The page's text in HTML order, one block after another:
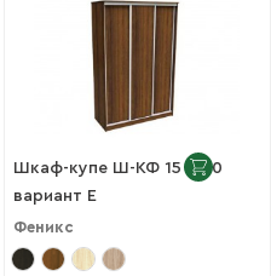
Шкаф-купе Ш-КФ 15-600
вариант E
Феникс